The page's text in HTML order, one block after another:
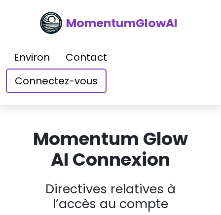
MomentumGlowAI
Environ
Contact
Connectez-vous
Momentum Glow
AI Connexion
Directives relatives à
l’accès au compte